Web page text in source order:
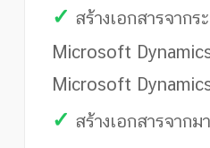
✓ สร้างเอกสารจาก
Microsoft
Microsoft
✓ สร้างเอกสารจาก